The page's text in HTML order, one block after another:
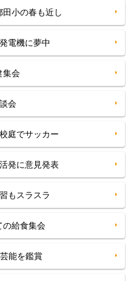
小の春も近し
電機に夢中
集会
会
庭でサッカー
発に意見発表
もスラスラ
の給食集会
能を鑑賞